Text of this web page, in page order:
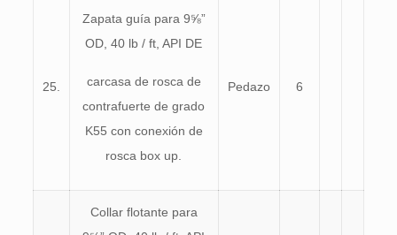
25.
Zapata guía para 9⅝”
OD, 40 lb / ft, API DE
carcasa de rosca de
contrafuerte de grado
K55 con conexión de
rosca box up.
Pedazo 6
Collar flotante para